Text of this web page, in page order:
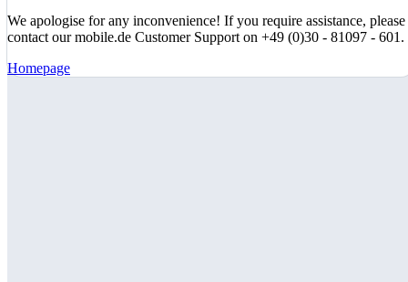
We apologise for any inconvenience! If you require assistance, please
contact our mobile.de Customer Support on +49 (0)30 - 81097 - 601.
Homepage